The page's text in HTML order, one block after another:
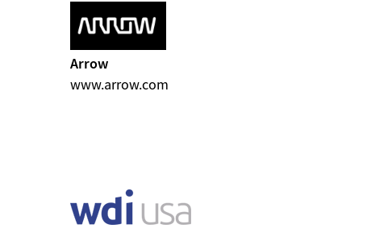
Arrow
www.arrow.com